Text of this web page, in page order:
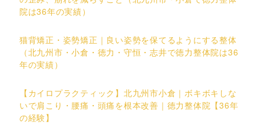
院は36年の実績）
猫背矯正・姿勢矯正｜良い姿勢を保てるようにする整体
（北九州市・小倉・徳力・守恒・志井で徳力整体院は36
年の実績）
【カイロプラクティック】北九州市小倉｜ボキボキしな
いで肩こり・腰痛・頭痛を根本改善｜徳力整体院【36年
の経験】